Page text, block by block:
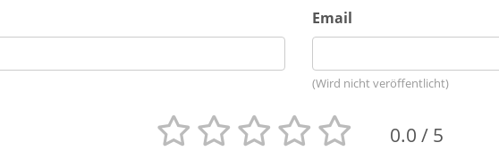
Email
(Wird nicht veröffentlicht)
0.0 / 5